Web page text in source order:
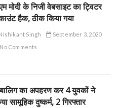
मोदी के निजी वेबसाइट का ट्विटर
हैक, ठीक किया गया
Singh
September 3, 2020
No Comments
का अपहरण कर 4 युवकों ने
सामूहिक दुष्कर्म, 2 गिरफ्तार